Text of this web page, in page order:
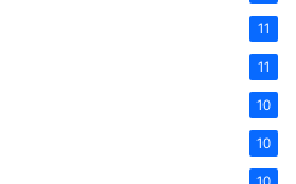
11
11
10
10